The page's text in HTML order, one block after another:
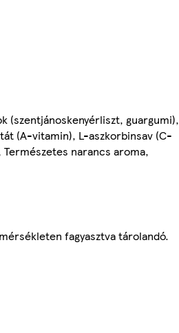
(szentjánoskenyérliszt, guargumi),
(A-vitamin), L-aszkorbinsav (C-
narancs aroma,
fagyasztva tárolandó.